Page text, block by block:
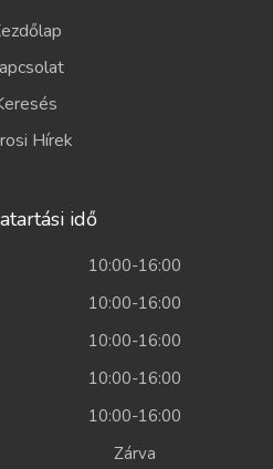
Hírek
idő
10:00-16:00
10:00-16:00
10:00-16:00
10:00-16:00
10:00-16:00
Zárva